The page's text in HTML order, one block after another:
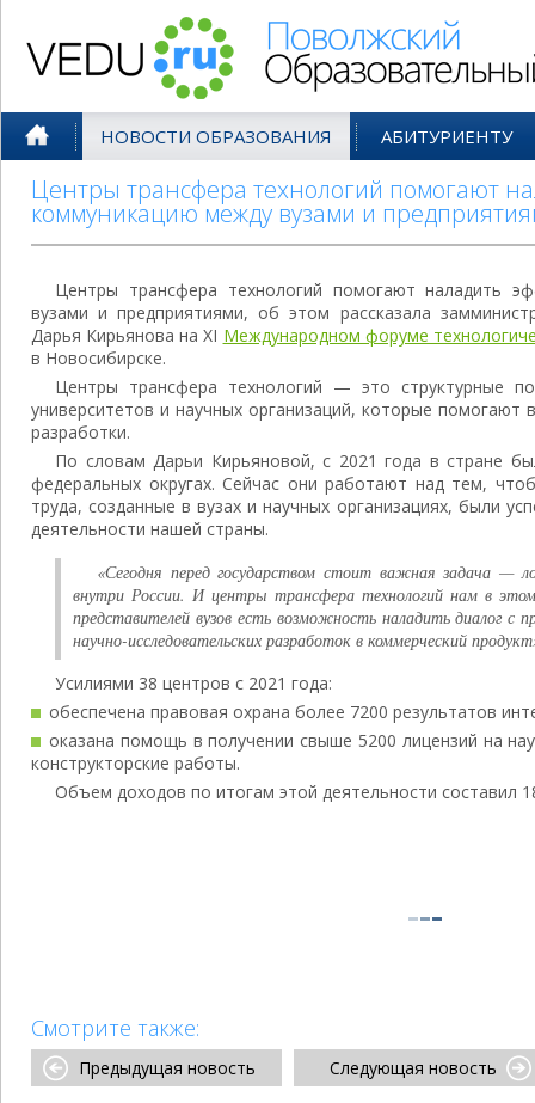
НОВОСТИ ОБРАЗОВАНИЯ АБИТУРИЕНТУ
Центры трансфера технологий помогают
коммуникацию между вузами и
Центры трансфера технологий помогают наладить
вузами и предприятиями, об этом рассказала
Дарья Кирьянова на XI Международном форуме
в Новосибирске.
Центры трансфера технологий — это структурные
университетов и научных организаций, которые помогают
разработки.
По словам Дарьи Кирьяновой, с 2021 года в стране
федеральных округах. Сейчас они работают над тем,
труда, созданные в вузах и научных организациях, были
деятельности нашей страны.
«Сегодня перед государством стоит важная задача —
внутри России. И центры трансфера технологий нам в
представителей вузов есть возможность наладить диалог с
научно-исследовательских разработок в коммерческий
Усилиями 38 центров с 2021 года:
обеспечена правовая охрана более 7200 результатов
оказана помощь в получении свыше 5200 лицензий на
конструкторские работы.
Объем доходов по итогам этой деятельности составил
Смотрите также:
Предыдущая новость Следующая новость